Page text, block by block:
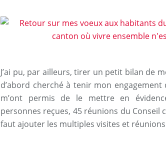
J’ai pu, par ailleurs, tirer un petit bilan de
d’abord cherché à tenir mon
m’ont permis de le mettre en
personnes reçues, 45 réunions du Conseil
faut ajouter les multiples visites et